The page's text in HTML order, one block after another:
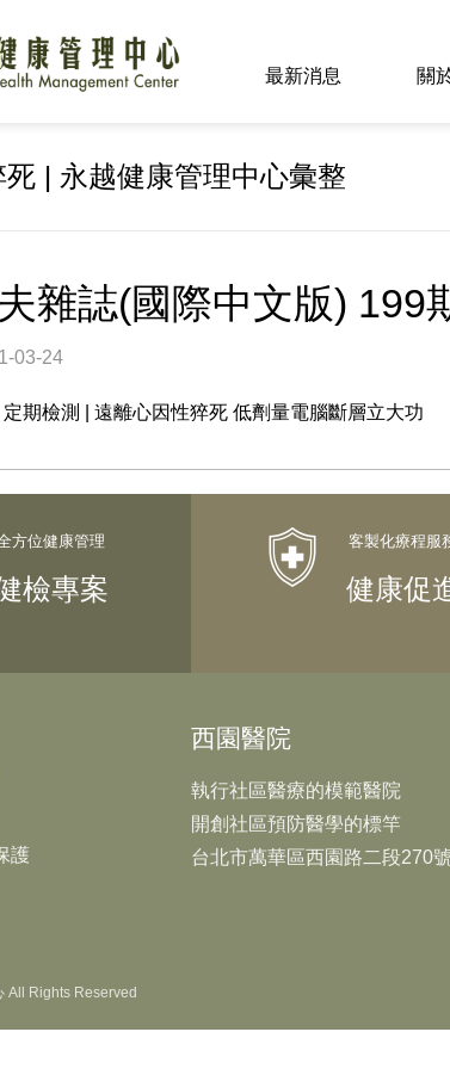
最新消息 關
| 永越健康管理中心彙整
夫雜誌(國際中文版) 199
03-24
定期檢測 | 遠離心因性猝死 低劑量電腦斷層立大功
檢專案 健康促
護
西園醫院
執行社區醫療的模範醫院
開創社區預防醫學的標竿
台北市萬華區西園路二段270號
All Rights Reserved